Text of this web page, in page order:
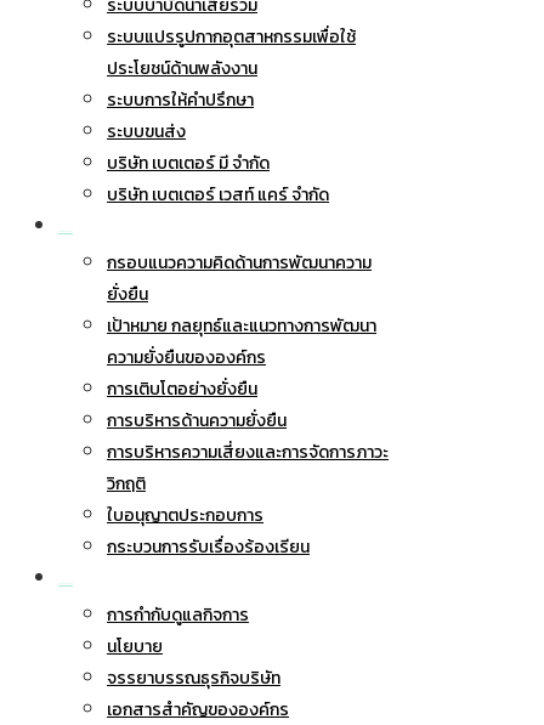
ระบบบำบัดน้ำเสียรวม
ระบบแปรรูปกากอุตสาหกรรมเพื่อใช้
ประโยชน์ด้านพลังงาน
ระบบการให้คำปรึกษา
ระบบขนส่ง
บริษัท เบตเตอร์ มี จำกัด
บริษัท เบตเตอร์ เวสท์ แคร์ จำกัด
กรอบแนวความคิดด้านการพัฒนาความ
ยั่งยืน
เป้าหมาย กลยุทธ์และแนวทางการพัฒนา
ความยั่งยืนขององค์กร
การเติบโตอย่างยั่งยืน
การบริหารด้านความยั่งยืน
การบริหารความเสี่ยงและการจัดการภาวะ
วิกฤติ
ใบอนุญาตประกอบการ
กระบวนการรับเรื่องร้องเรียน
การกำกับดูแลกิจการ
นโยบาย
จรรยาบรรณธุรกิจบริษัท
เอกสารสำคัญขององค์กร